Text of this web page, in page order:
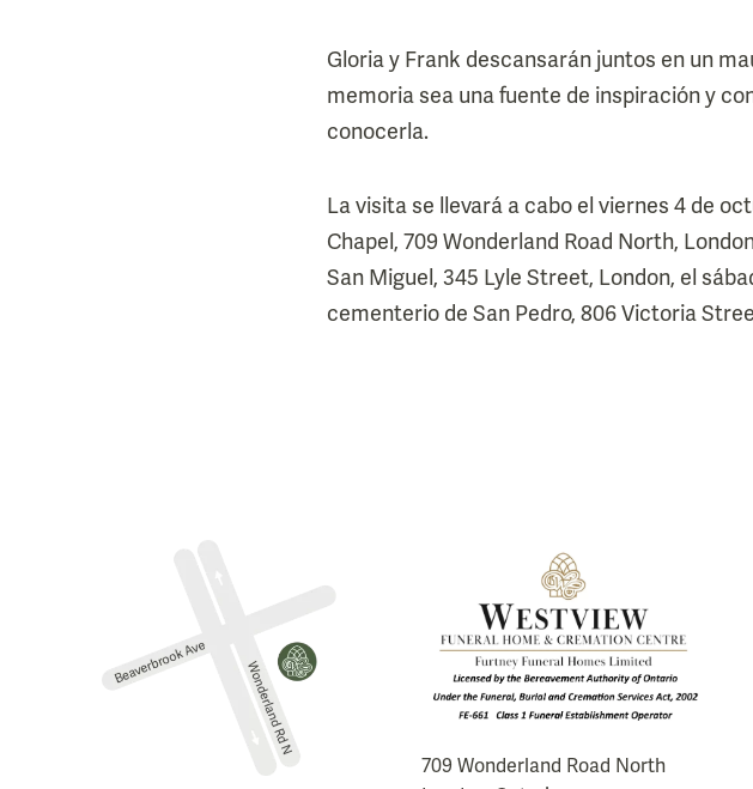
Gloria y Frank descansarán juntos en un
memoria sea una fuente de inspiración y
conocerla.
La visita se llevará a cabo el viernes 4 de
Chapel, 709 Wonderland Road North,
San Miguel, 345 Lyle Street, London, el
cementerio de San Pedro, 806 Victoria
709 Wonderland Road North